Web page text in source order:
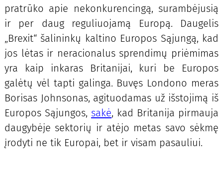
pratrūko apie nekonkurencingą, surambėjusią
ir per daug reguliuojamą Europą. Daugelis
„Brexit“ šalininkų kaltino Europos Sąjungą, kad
jos lėtas ir neracionalus sprendimų priėmimas
yra kaip inkaras Britanijai, kuri be Europos
galėtų vėl tapti galinga. Buvęs Londono meras
Borisas Johnsonas, agituodamas už išstojimą iš
Europos Sąjungos, sakė, kad Britanija pirmauja
daugybėje sektorių ir atėjo metas savo sėkmę
įrodyti ne tik Europai, bet ir visam pasauliui.